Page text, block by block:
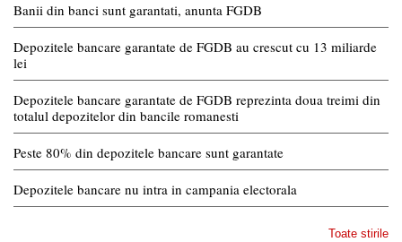
Banii din banci sunt garantati, anunta FGDB
Depozitele bancare garantate de FGDB au crescut cu 13 miliarde
lei
Depozitele bancare garantate de FGDB reprezinta doua treimi din
totalul depozitelor din bancile romanesti
Peste 80% din depozitele bancare sunt garantate
Depozitele bancare nu intra in campania electorala
Toate stirile